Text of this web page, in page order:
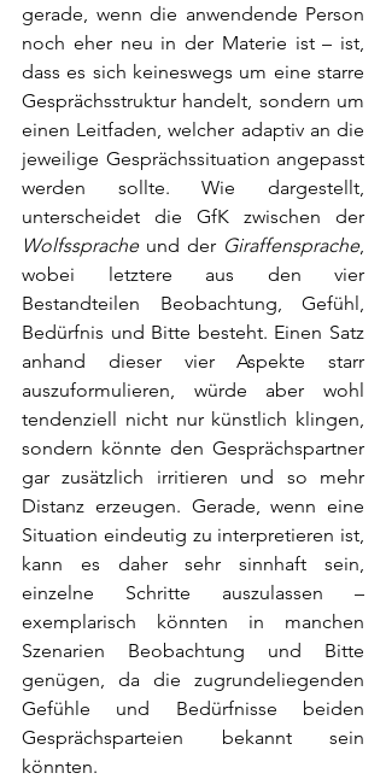
gerade, wenn die anwendende Person
noch eher neu in der Materie ist – ist,
dass es sich keineswegs um eine starre
Gesprächsstruktur handelt, sondern um
einen Leitfaden, welcher adaptiv an die
jeweilige Gesprächssituation angepasst
werden sollte. Wie dargestellt,
Wolfssprache und der Giraffensprache,
wobei letztere aus den vier
Bestandteilen Beobachtung, Gefühl,
Bedürfnis und Bitte besteht. Einen Satz
anhand dieser vier Aspekte starr
auszuformulieren, würde aber wohl
tendenziell nicht nur künstlich klingen,
sondern könnte den Gesprächspartner
gar zusätzlich irritieren und so mehr
Distanz erzeugen. Gerade, wenn eine
Situation eindeutig zu interpretieren ist,
kann es daher sehr sinnhaft sein,
einzelne Schritte auszulassen –
exemplarisch könnten in manchen
Szenarien Beobachtung und Bitte
genügen, da die zugrundeliegenden
Gefühle und Bedürfnisse beiden
Gesprächsparteien bekannt sein
könnten.